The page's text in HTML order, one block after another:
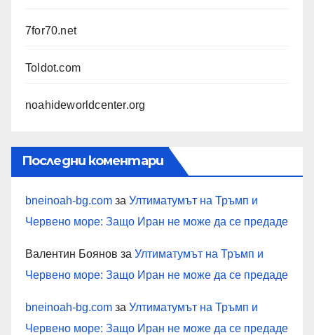
7for70.net
Toldot.com
noahideworldcenter.org
Последни коментари
bneinoah-bg.com за Ултиматумът на Тръмп и
Червено море: Защо Иран не може да се предаде
Валентин Боянов за Ултиматумът на Тръмп и
Червено море: Защо Иран не може да се предаде
bneinoah-bg.com за Ултиматумът на Тръмп и
Червено море: Защо Иран не може да се предаде